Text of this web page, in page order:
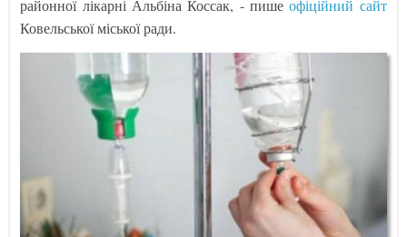
районної лікарні Альбіна Коссак, - пишеофіційний сайт
Ковельської міської ради.